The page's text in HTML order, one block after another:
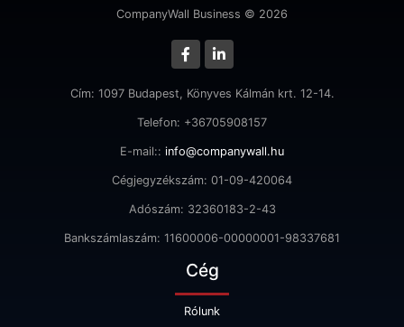
CompanyWall Business © 2026
Cím: 1097 Budapest, Könyves Kálmán krt. 12-14.
Telefon: +36705908157
E-mail:: info@companywall.hu
Cégjegyzékszám: 01-09-420064
Adószám: 32360183-2-43
Bankszámlaszám: 11600006-00000001-98337681
Cég
Rólunk